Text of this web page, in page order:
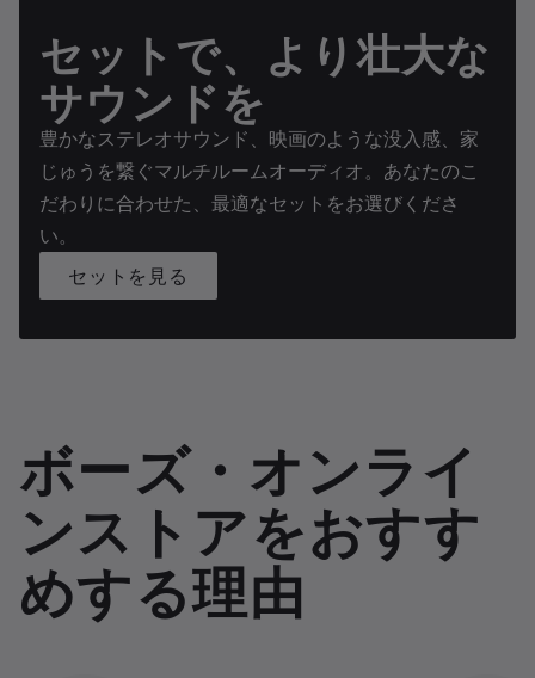
セットで、より壮大な
サウンドを
豊かなステレオサウンド、映画のような没入感、家
じゅうを繋ぐマルチルームオーディオ。あなたのこ
だわりに合わせた、最適なセットをお選びくださ
い。
セットを見る
ボーズ・オンライ
ンストアをおすす
めする理由